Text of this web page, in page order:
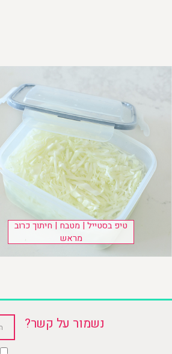
טיפ בסטייל | מטבח | חיתוך כרוב
מראש
נשמור על קשר?